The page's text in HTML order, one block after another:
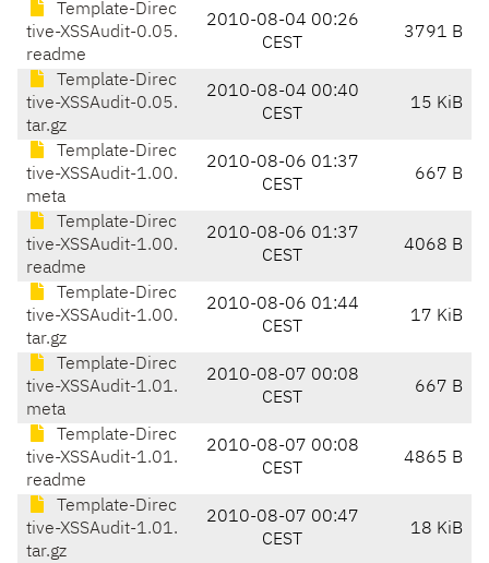
Template-Direc
tive-XSSAudit-0.05.
readme
2010-08-04 00:26
CEST
3791 B
Template-Direc
tive-XSSAudit-0.05.
tar.gz
2010-08-04 00:40
CEST
15 KiB
Template-Direc
tive-XSSAudit-1.00.
meta
2010-08-06 01:37
CEST
667 B
Template-Direc
tive-XSSAudit-1.00.
readme
2010-08-06 01:37
CEST
4068 B
Template-Direc
tive-XSSAudit-1.00.
tar.gz
2010-08-06 01:44
CEST
17 KiB
Template-Direc
tive-XSSAudit-1.01.
meta
2010-08-07 00:08
CEST
667 B
Template-Direc
tive-XSSAudit-1.01.
readme
2010-08-07 00:08
CEST
4865 B
Template-Direc
tive-XSSAudit-1.01.
tar.gz
2010-08-07 00:47
CEST
18 KiB